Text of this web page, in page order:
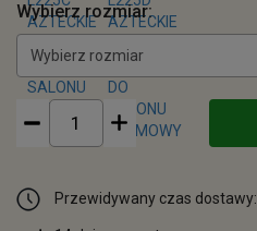
Wybierz rozmiar:
Wybierz rozmiar
Przewidywany czas dostawy: